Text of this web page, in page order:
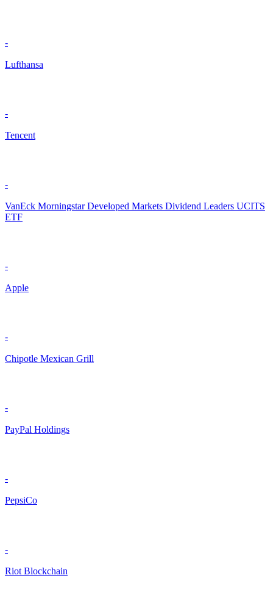
-
Lufthansa
-
Tencent
-
VanEck Morningstar Developed Markets Dividend Leaders UCITS
ETF
-
Apple
-
Chipotle Mexican Grill
-
PayPal Holdings
-
PepsiCo
-
Riot Blockchain